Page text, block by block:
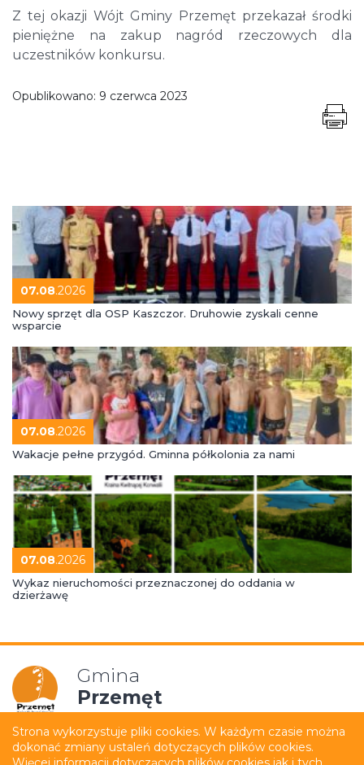
Z tej okazji Wójt Gminy Przemęt przekazał środki
pieniężne na zakup nagród rzeczowych dla
uczestników konkursu.
Opublikowano: 9 czerwca 2023
07.08.2026
Nowy sprzęt dla OSP Kaszczor. Druhowie zyskali cenne
wsparcie
07.08.2026
Wakacje pełne przygód. Gminna półkolonia za nami
07.08.2026
Wykaz nieruchomości przeznaczonej do oddania w
dzierżawę
Gmina
Przemęt
Mapa strony Polityka prywatności
Strona wykorzystuje pliki cookies. W każdym czasie można
dokonać zmiany ustaleń dotyczących plików cookies.